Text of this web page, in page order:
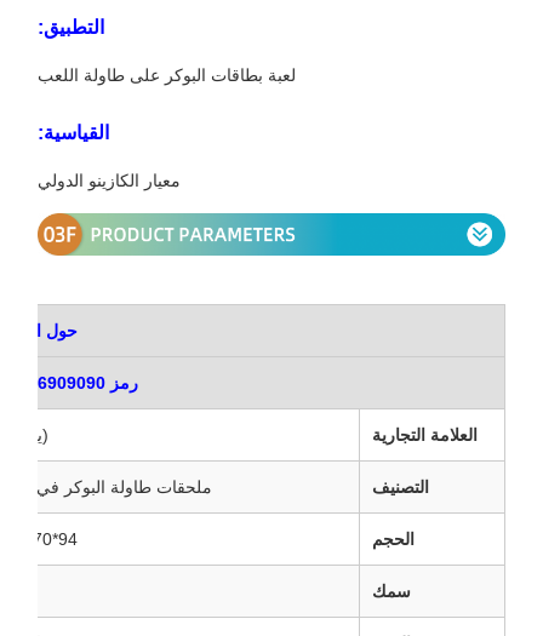
التطبيق:
لعبة بطاقات البوكر على طاولة اللعب
القياسية:
معيار الكازينو الدولي
حول
رمز Hs:3926909090
العلامة التجارية (يانغ
التصنيف ملحقات طاولة البوكر في
الحجم 94*70*11ملم
سمك